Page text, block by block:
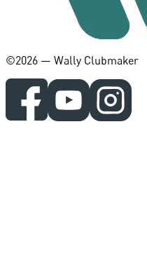
©️2026 — Wally Clubmaker